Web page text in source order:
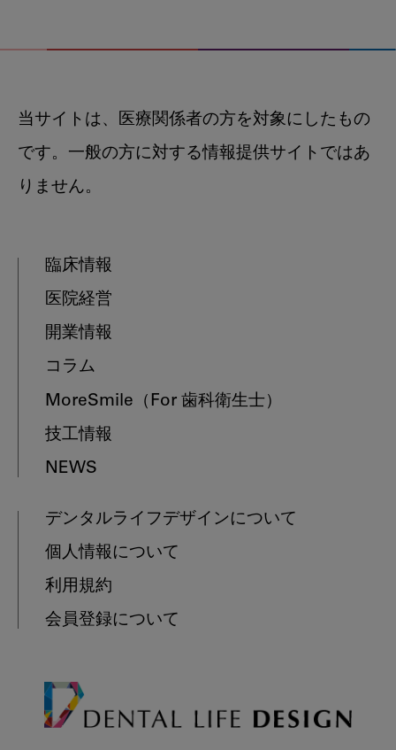
当サイトは、医療関係者の方を対象にしたもの
です。一般の方に対する情報提供サイトではあ
りません。
臨床情報
医院経営
開業情報
コラム
MoreSmile （For 歯科衛生士）
技工情報
NEWS
デンタルライフデザインについて
個人情報について
利用規約
会員登録について